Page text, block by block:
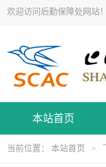
欢迎访问后勤保障处网站！
本站首页
当前位置： 本站首页 >